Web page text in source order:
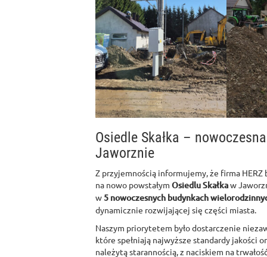
Osiedle Skałka –
Jaworznie
Z przyjemnością informujemy, że firma
na nowo powstałym Osiedlu Skałkaw
w5 nowoczesnych budynkach
dynamicznie rozwijającej się części miasta.
Naszym priorytetem było dostarczenie
które spełniają najwyższe standardy jakości
należytą starannością, z naciskiem na